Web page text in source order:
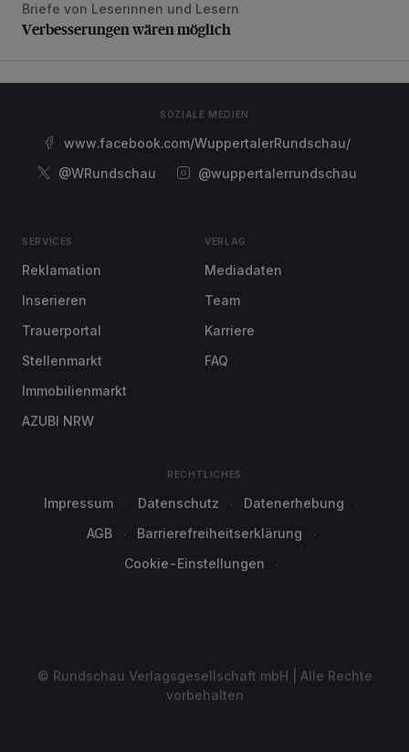
Verbesserungen wären möglich
Briefe von Leserinnen und Lesern
Verbesserungen wären möglich
SOZIALE MEDIEN
www.facebook.com/WuppertalerRundschau/
@WRundschau
@wuppertalerrundschau
SERVICES
Reklamation
Inserieren
Trauerportal
Stellenmarkt
Immobilienmarkt
AZUBI NRW
VERLAG
Mediadaten
Team
Karriere
FAQ
RECHTLICHES
Impressum Datenschutz
Datenerhebung
AGB
Barrierefreiheitserklärung
Cookie-Einstellungen
© Rundschau Verlagsgesellschaft mbH | Alle Rechte
vorbehalten